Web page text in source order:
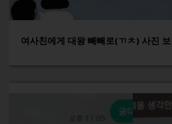
여사친에게 대왕 빼빼로(ㄲㅊ) 사진